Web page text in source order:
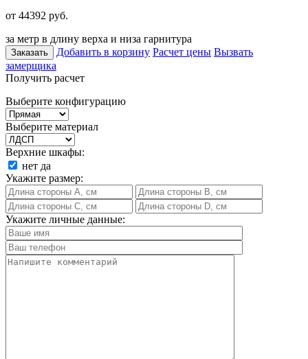
от 44392 руб.
за метр в длину верха и низа гарнитура
Заказать Добавить в корзину Расчет цены Вызвать
замерщика
Получить расчет
Выберите конфигурацию
Выберите материал
Верхние шкафы:
нет да
Укажите размер:
Укажите личные данные: